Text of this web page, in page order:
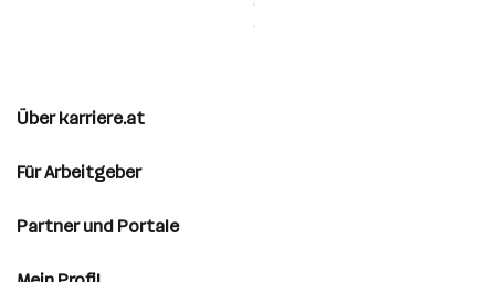
Über karriere.at
Für Arbeitgeber
Partner und Portale